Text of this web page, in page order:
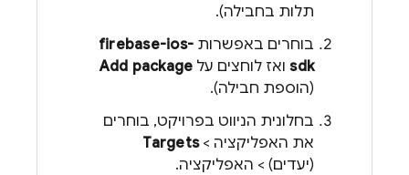
תלות בחבילה).
בוחרים באפשרות firebase-ios-
sdkואז לוחצים על Add package
(הוספת חבילה).
בחלונית הניווט בפרויקט, בוחרים
את האפליקציה >Targets
(יעדים) > האפליקציה.